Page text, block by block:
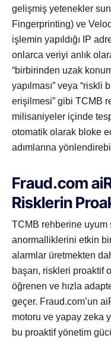
gelişmiş yetenekler
Fingerprinting) ve
işlemin yapıldığı IP
onlarca veriyi anlık
“birbirinden uzak
yapılması” veya “riskli
erişilmesi” gibi TCMB
milisaniyeler içinde
otomatik olarak bloke
adımlarına
Fraud.com
Risklerin
TCMB rehberine
anormalliklerini etkin
alarmlar üretmekten
başarı, riskleri proaktif
öğrenen ve hızla
geçer. Fraud.com’un
motoru ve yapay zeka
bu proaktif yönetim